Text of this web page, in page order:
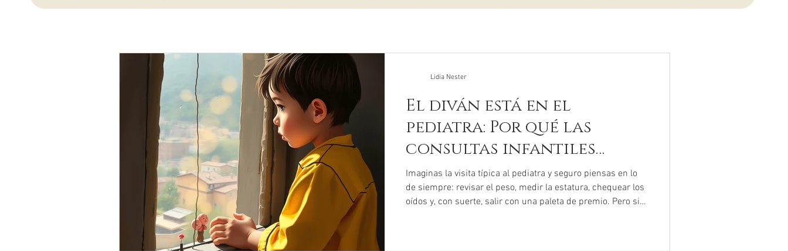
El diván está en el
pediatra: Por qué las
consultas infantiles
cambiaron para siempre
Imaginas la visita típica al pediatra y seguro piensas en lo
de siempre: revisar el peso, medir la estatura, chequear los
oídos y, con suerte, salir con una paleta de premio. Pero si
Lidia Nester